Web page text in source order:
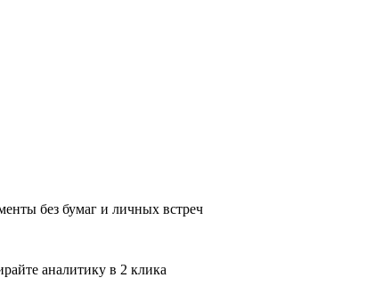
без бумаг и личных встреч
аналитику в 2 клика